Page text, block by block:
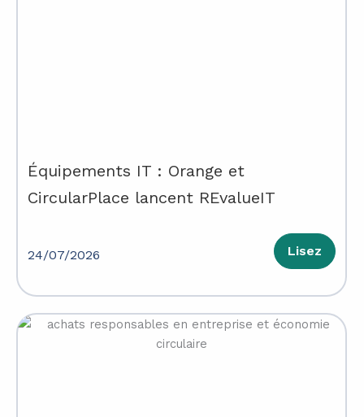
Équipements IT : Orange et
CircularPlace lancent REvalueIT
24/07/2026 Lisez